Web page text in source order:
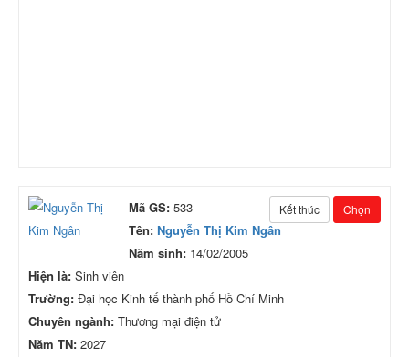
Kết thúc Chọn
Mã GS: 533
Tên: Nguyễn Thị Kim Ngân
Năm sinh: 14/02/2005
Hiện là: Sinh viên
Trường: Đại học Kinh tế thành phố Hồ Chí Minh
Chuyên ngành: Thương mại điện tử
Năm TN: 2027